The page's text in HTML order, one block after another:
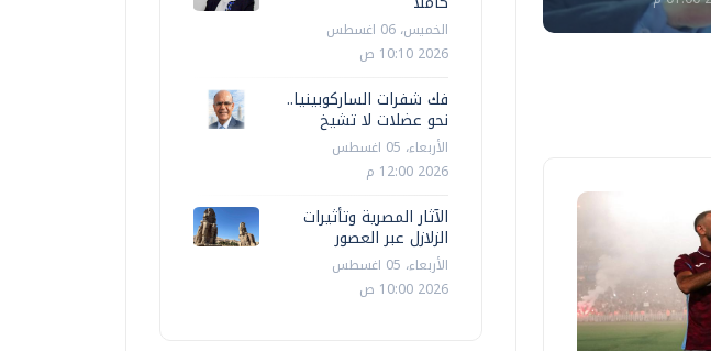
الخميس، 06 اغسطس
2026 10:10 ص
فك شفرات الساركوبينيا..
نحو عضلات لا تشيخ
الأربعاء، 05 اغسطس
2026 12:00 م
الآثار المصرية وتأثيرات
الزلازل عبر العصور
الأربعاء، 05 اغسطس
2026 10:00 ص